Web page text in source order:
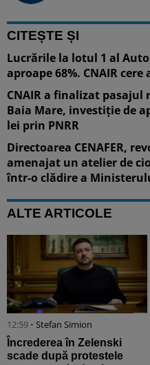
CITEȘTE ȘI
Lucrările la lotul 1 al
aproape 68%. CNAIR
CNAIR a finalizat
Baia Mare, investiție de
lei prin PNRR
Directoarea CENAFER,
amenajat un atelier de
într-o clădire a
ALTE ARTICOLE
12:59 • Stefan Simion
Încrederea în Zelenski
scade după protestele